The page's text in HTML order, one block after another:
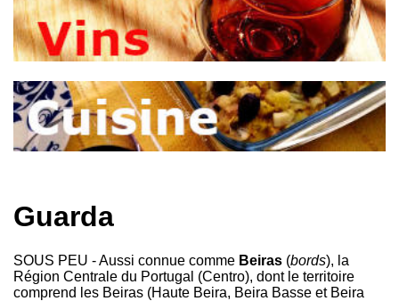
Guarda
SOUS PEU - Aussi connue comme Beiras (bords), la
Région Centrale du Portugal (Centro), dont le territoire
comprend les Beiras (Haute Beira, Beira Basse et Beira